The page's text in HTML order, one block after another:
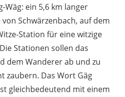
Wäg: ein 5,6 km langer
Schwärzenbach, auf dem
Station für eine witzige
Stationen sollen das
dem Wanderer ab und zu
zaubern. Das Wort Gäg
gleichbedeutend mit einem